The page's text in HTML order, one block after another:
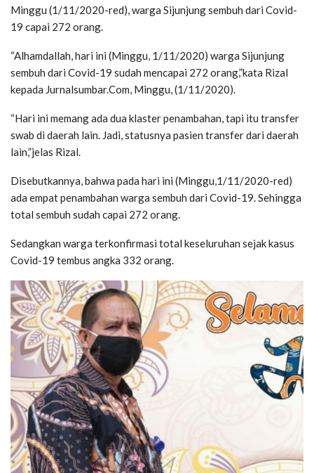
Minggu (1/11/2020-red), warga Sijunjung sembuh dari Covid-
19 capai 272 orang.
“Alhamdallah, hari ini (Minggu, 1/11/2020) warga Sijunjung
sembuh dari Covid-19 sudah mencapai 272 orang,”kata Rizal
kepada Jurnalsumbar.Com, Minggu, (1/11/2020).
“Hari ini memang ada dua klaster penambahan, tapi itu transfer
swab di daerah lain. Jadi, statusnya pasien transfer dari daerah
lain,”jelas Rizal.
Disebutkannya, bahwa pada hari ini (Minggu,1/11/2020-red)
ada empat penambahan warga sembuh dari Covid-19. Sehingga
total sembuh sudah capai 272 orang.
Sedangkan warga terkonfirmasi total keseluruhan sejak kasus
Covid-19 tembus angka 332 orang.